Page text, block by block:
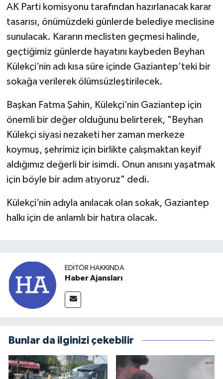
AK Parti komisyonu tarafından hazırlanacak karar
tasarısı, önümüzdeki günlerde belediye meclisine
sunulacak. Kararın meclisten geçmesi halinde,
geçtiğimiz günlerde hayatını kaybeden Beyhan
Külekçi’nin adı kısa süre içinde Gaziantep’teki bir
sokağa verilerek ölümsüzleştirilecek.
Başkan Fatma Şahin, Külekçi’nin Gaziantep için
önemli bir değer olduğunu belirterek, "Beyhan
Külekçi siyasi nezaketi her zaman merkeze
koymuş, şehrimiz için birlikte çalışmaktan keyif
aldığımız değerli bir isimdi. Onun anısını yaşatmak
için böyle bir adım atıyoruz" dedi.
Külekçi’nin adıyla anılacak olan sokak, Gaziantep
halkı için de anlamlı bir hatıra olacak.
EDITÖR HAKKINDA
Haber Ajansları
Bunlar da ilginizi çekebilir